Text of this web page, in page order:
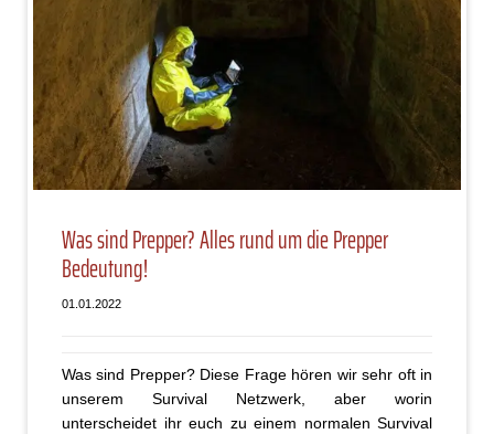
Was sind Prepper? Alles rund um die Prepper
Bedeutung!
01.01.2022
Was sind Prepper? Diese Frage hören wir sehr oft in
unserem Survival Netzwerk, aber worin
unterscheidet ihr euch zu einem normalen Survival